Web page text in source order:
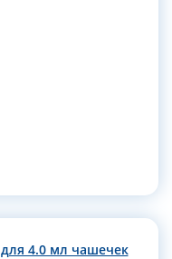
4.0 мл чашечек